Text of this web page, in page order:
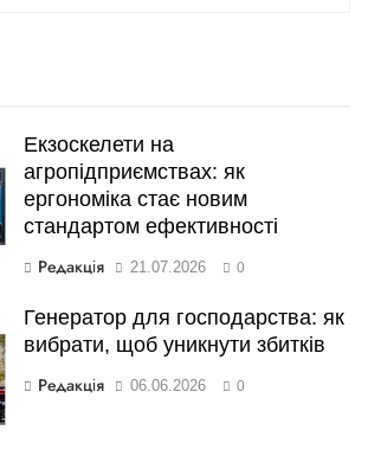
Екзоскелети на
агропідприємствах: як
ергономіка стає новим
стандартом ефективності
Редакція 21.07.2026 0
Генератор для господарства: як
вибрати, щоб уникнути збитків
Редакція 06.06.2026 0